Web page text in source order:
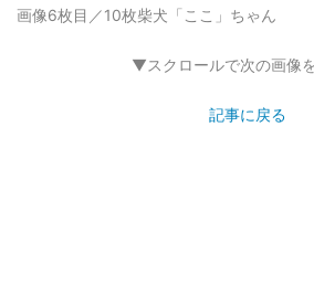
画像6枚目／10枚柴犬「ここ」ちゃん
▼スクロールで次の画像
記事に戻る